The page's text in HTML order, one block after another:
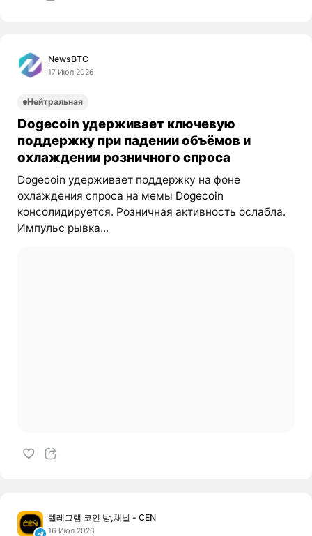
NewsBTC
17 Июл 2026
Нейтральная
Dogecoin удерживает ключевую
поддержку при падении объёмов и
охлаждении розничного спроса
Dogecoin удерживает поддержку на фоне
охлаждения спроса на мемы Dogecoin
консолидируется. Розничная активность ослабла.
Импульс рывка...
텔레그램 코인 방,채널 - CEN
16 Июл 2026